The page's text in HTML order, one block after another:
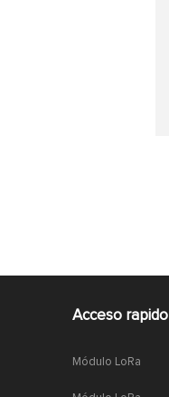
Acceso rapido
Módulo LoRa